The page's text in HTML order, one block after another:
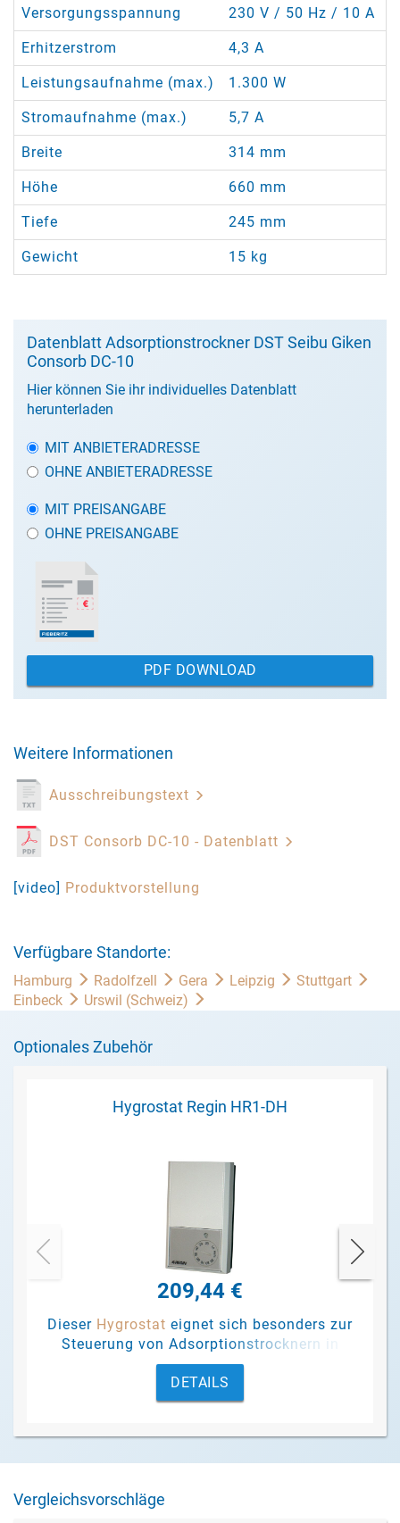
Versorgungsspannung 230 V / 50 Hz / 10 A
Erhitzerstrom 4,3 A
Leistungsaufnahme (max.) 1.300 W
Stromaufnahme (max.) 5,7 A
Breite 314 mm
Höhe 660 mm
Tiefe 245 mm
Gewicht 15 kg
Datenblatt Adsorptionstrockner DST Seibu Giken
Consorb DC-10
Hier können Sie ihr individuelles Datenblatt
herunterladen
MIT ANBIETERADRESSE
OHNE ANBIETERADRESSE
MIT PREISANGABE
OHNE PREISANGABE
PDF DOWNLOAD
Weitere Informationen
Ausschreibungstext
DST Consorb DC-10 - Datenblatt
[video] Produktvorstellung
Verfügbare Standorte:
Hamburg Radolfzell Gera Leipzig
Stuttgart
Einbeck
Urswil (Schweiz)
Optionales Zubehör
Hygrostat Regin HR1-DH
209,44 €
Dieser Hygrostat eignet sich besonders zur
Steuerung von Adsorptionstrocknern in
Abhängigkeit von der relativen
Luftfeuchtigkeit.
DETAILS
Vergleichsvorschläge